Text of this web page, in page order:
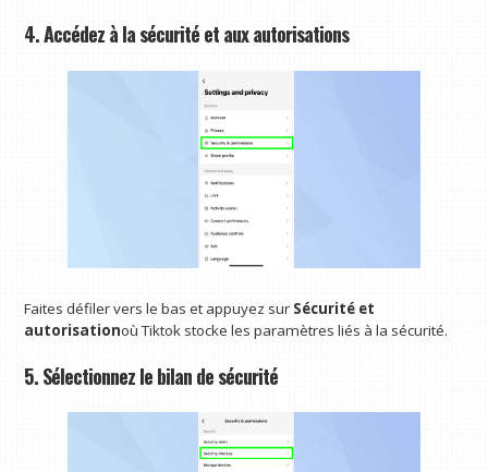
4. Accédez à la sécurité et aux autorisations
Faites défiler vers le bas et appuyez sur Sécurité et
autorisationoù Tiktok stocke les paramètres liés à la sécurité.
5. Sélectionnez le bilan de sécurité